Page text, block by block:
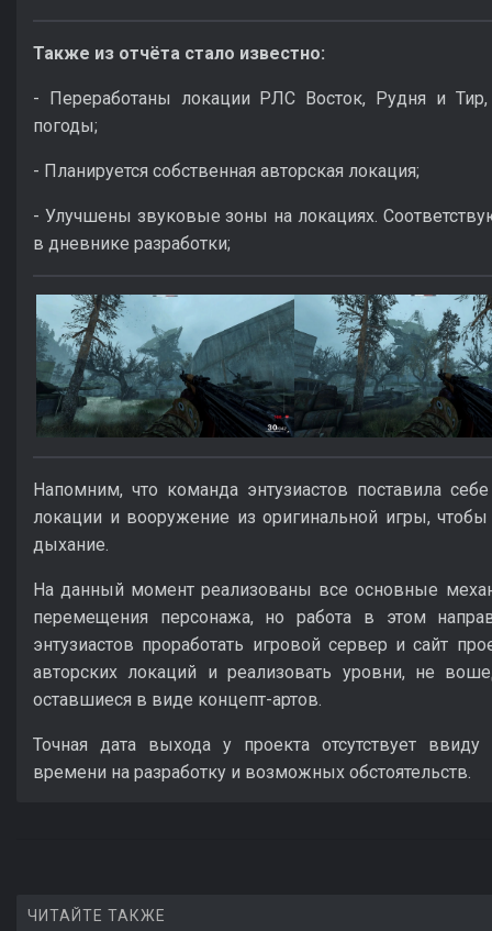
Также из отчёта стало известно:
- Переработаны локации РЛС Восток, Рудня и Тир,
погоды;
- Планируется собственная авторская локация;
- Улучшены звуковые зоны на локациях.
в дневнике разработки;
Напомним, что команда энтузиастов поставила
локации и вооружение из оригинальной игры,
дыхание.
На данный момент реализованы все основные
перемещения персонажа, но работа в этом
энтузиастов проработать игровой сервер и сайт
авторских локаций и реализовать уровни, не
оставшиеся в виде концепт-артов.
Точная дата выхода у проекта отсутствует
времени на разработку и возможных обстоятельств.
ЧИТАЙТЕ ТАКЖЕ